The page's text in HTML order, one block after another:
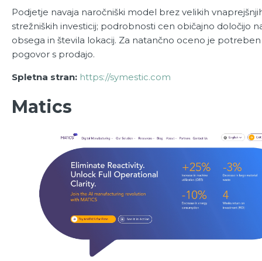
Podjetje navaja naročniški model brez velikih
strežniških investicij; podrobnosti cen običajno določijo
obsega in števila lokacij. Za natančno oceno je
pogovor s prodajo.
Spletna stran: https://symestic.com
Matics